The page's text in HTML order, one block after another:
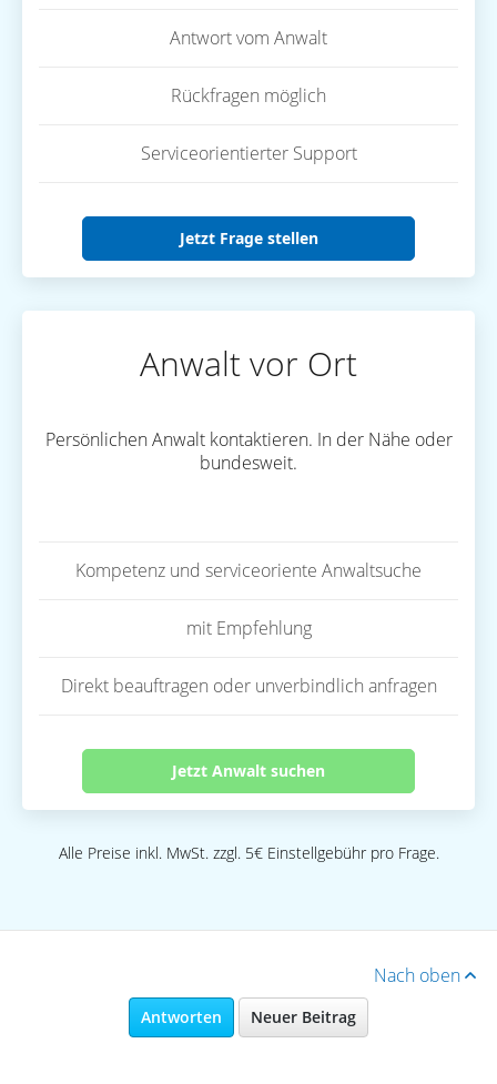
Antwort vom Anwalt
Rückfragen möglich
Serviceorientierter Support
Jetzt Frage stellen
Anwalt vor Ort
Persönlichen Anwalt kontaktieren. In der Nähe oder
bundesweit.
Kompetenz und serviceoriente Anwaltsuche
mit Empfehlung
Direkt beauftragen oder unverbindlich anfragen
Jetzt Anwalt suchen
Alle Preise inkl. MwSt. zzgl. 5€ Einstellgebühr pro Frage.
Nach oben
Antworten Neuer Beitrag